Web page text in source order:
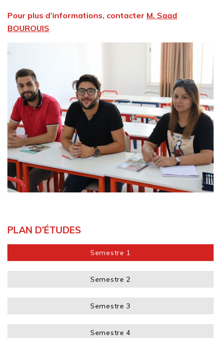
Pour plus d’informations, contacter M. Saad
BOUROUIS
PLAN D’ÉTUDES
Semestre 1
Semestre 2
Semestre 3
Semestre 4